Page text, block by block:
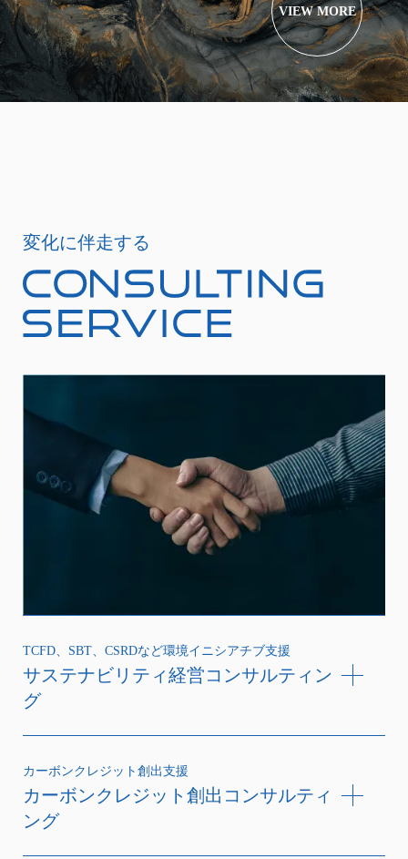
VIEW MORE
変化に伴走する
TCFD、SBT、CSRDなど環境イニシアチブ支援
サステナビリティ経営コンサルティン
グ
カーボンクレジット創出支援
カーボンクレジット創出コンサルティ
ング